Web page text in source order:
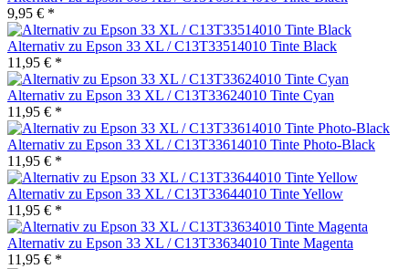
9,95 € *
Alternativ zu Epson 33 XL / C13T33514010 Tinte Black
11,95 € *
Alternativ zu Epson 33 XL / C13T33624010 Tinte Cyan
11,95 € *
Alternativ zu Epson 33 XL / C13T33614010 Tinte Photo-Black
11,95 € *
Alternativ zu Epson 33 XL / C13T33644010 Tinte Yellow
11,95 € *
Alternativ zu Epson 33 XL / C13T33634010 Tinte Magenta
11,95 € *